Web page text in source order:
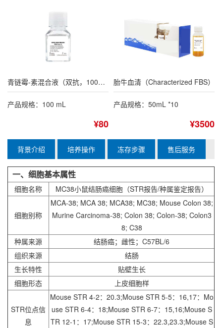
青链霉-素混合液（双抗，100×）
产品规格：100 mL
¥80
胎牛血清（Characterized FBS）
产品规格：50mL *10
¥3500
背景介绍 培养操作 冻存步骤 售后服务
一、细胞基本属性
细胞名称 MC38小鼠结肠癌细胞 （STR报告/种属鉴定报告）
细胞别称
MCA-38; MCA 38; MCA38; MC38; Mouse Colon 38;
Murine Carcinoma-38; Colon 38; Colon-38; Colon3
8; C38
种属来源
结肠癌；雌性；C57BL/6
组织来源
结肠
生长特性
贴壁生长
细胞形态
上皮细胞样
STR位点信
息
Mouse STR 4-2：20.3;Mouse STR 5-5：16,17：Mo
use STR 6-4：18;Mouse STR 6-7：15,16;Mouse S
TR 12-1：17;Mouse STR 15-3：22.3,23.3;Mouse S